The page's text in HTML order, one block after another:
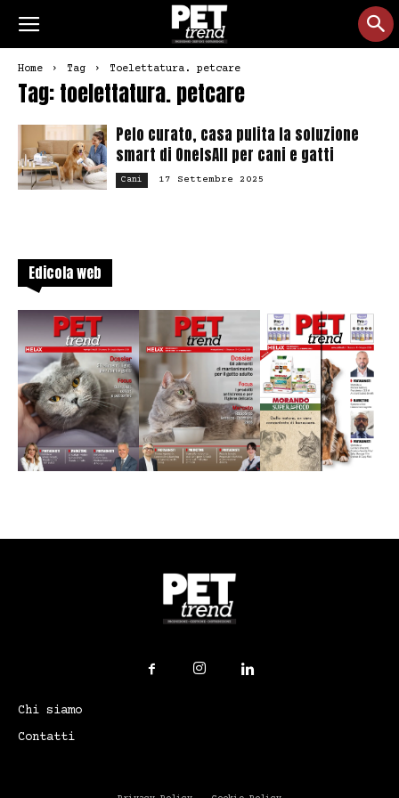
Home Tag Toelettatura. petcare
Tag: toelettatura. petcare
Pelo curato, casa pulita la soluzione
smart di OneIsAll per cani e gatti
Cani 17 Settembre 2025
Edicola web
Chi siamo
Contatti